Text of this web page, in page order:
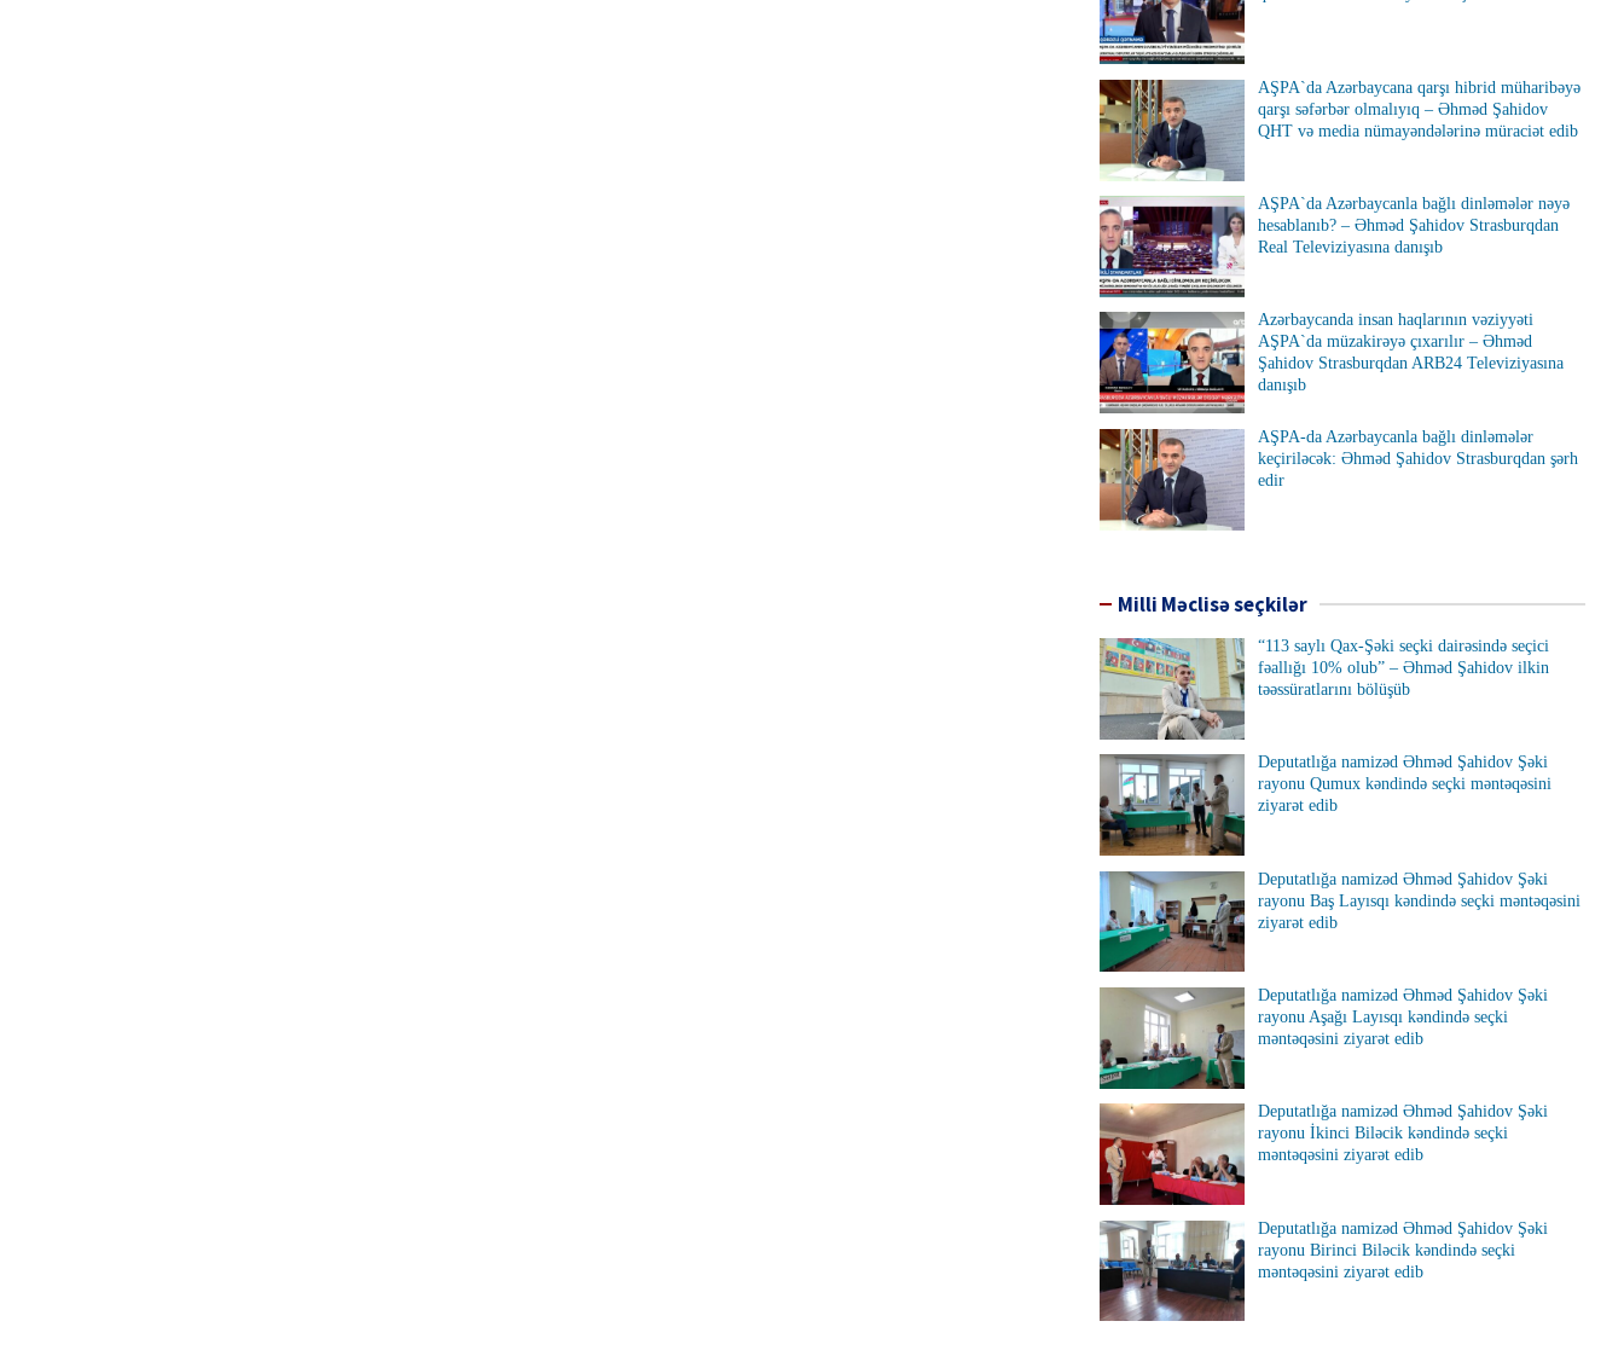
AŞPA`da Azərbaycana qarşı hibrid müharibəyə
qarşı səfərbər olmalıyıq – Əhməd Şahidov
QHT və media nümayəndələrinə müraciət edib
AŞPA`da Azərbaycanla bağlı dinləmələr nəyə
hesablanıb? – Əhməd Şahidov Strasburqdan
Real Televiziyasına danışıb
Azərbaycanda insan haqlarının vəziyyəti
AŞPA`da müzakirəyə çıxarılır – Əhməd
Şahidov Strasburqdan ARB24 Televiziyasına
danışıb
AŞPA-da Azərbaycanla bağlı dinləmələr
keçiriləcək: Əhməd Şahidov Strasburqdan şərh
edir
Milli Məclisə seçkilər
“113 saylı Qax-Şəki seçki dairəsində seçici
fəallığı 10% olub” – Əhməd Şahidov ilkin
təəssüratlarını bölüşüb
Deputatlığa namizəd Əhməd Şahidov Şəki
rayonu Qumux kəndində seçki məntəqəsini
ziyarət edib
Deputatlığa namizəd Əhməd Şahidov Şəki
rayonu Baş Layısqı kəndində seçki məntəqəsini
ziyarət edib
Deputatlığa namizəd Əhməd Şahidov Şəki
rayonu Aşağı Layısqı kəndində seçki
məntəqəsini ziyarət edib
Deputatlığa namizəd Əhməd Şahidov Şəki
rayonu İkinci Biləcik kəndində seçki
məntəqəsini ziyarət edib
Deputatlığa namizəd Əhməd Şahidov Şəki
rayonu Birinci Biləcik kəndində seçki
məntəqəsini ziyarət edib